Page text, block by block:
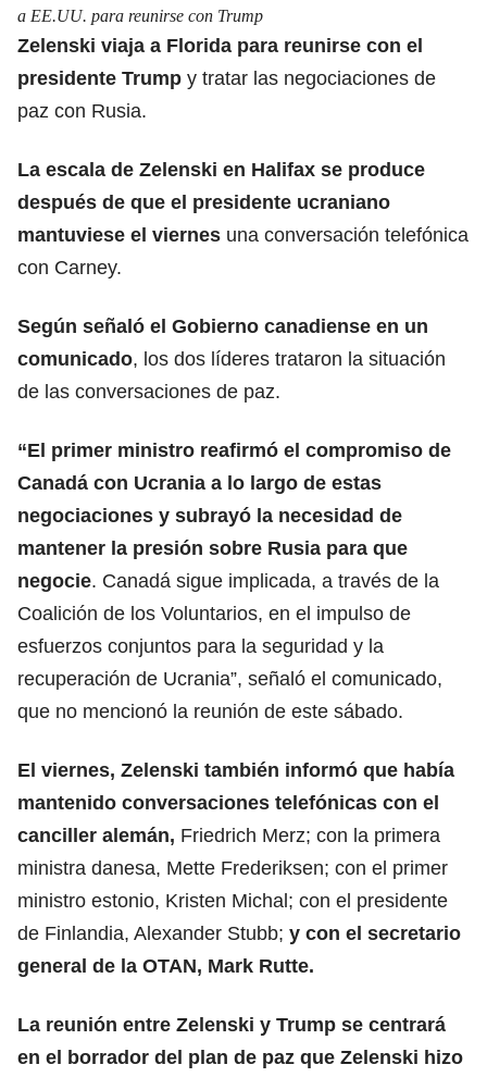
a EE.UU. para reunirse con Trump
Zelenski viaja a Florida para reunirse con el
presidente Trump y tratar las negociaciones de
paz con Rusia.
La escala de Zelenski en Halifax se produce
después de que el presidente ucraniano
mantuviese el viernes una conversación telefónica
con Carney.
Según señaló el Gobierno canadiense en un
comunicado, los dos líderes trataron la situación
de las conversaciones de paz.
“El primer ministro reafirmó el compromiso de
Canadá con Ucrania a lo largo de estas
negociaciones y subrayó la necesidad de
mantener la presión sobre Rusia para que
negocie. Canadá sigue implicada, a través de la
Coalición de los Voluntarios, en el impulso de
esfuerzos conjuntos para la seguridad y la
recuperación de Ucrania”, señaló el comunicado,
que no mencionó la reunión de este sábado.
El viernes, Zelenski también informó que había
mantenido conversaciones telefónicas con el
canciller alemán, Friedrich Merz; con la primera
ministra danesa, Mette Frederiksen; con el primer
ministro estonio, Kristen Michal; con el presidente
de Finlandia, Alexander Stubb; y con el secretario
general de la OTAN, Mark Rutte.
La reunión entre Zelenski y Trump se centrará
en el borrador del plan de paz que Zelenski hizo